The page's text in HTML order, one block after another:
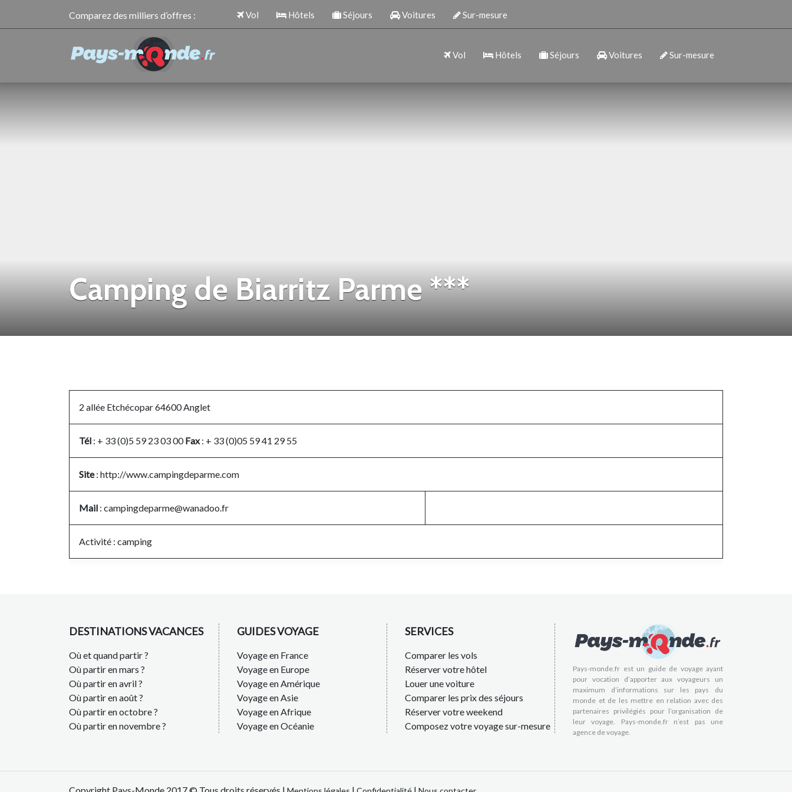
Comparez des milliers d’offres : Vol Hôtels Séjours Voitures Sur-mesure
Vol Hôtels Séjours Voitures Sur-mesure
Camping de Biarritz Parme ***
2 allée Etchécopar64600 Anglet
Tél : + 33 (0)5 59 23 03 00 Fax: + 33 (0)05 59 41 29 55
Site: http://www.campingdeparme.com
Mail : campingdeparme@wanadoo.fr
Activité : camping
DESTINATIONS VACANCES
Où et quand partir ?
Où partir en mars ?
Où partir en avril ?
Où partir en août ?
Où partir en octobre ?
Où partir en novembre ?
GUIDES VOYAGE
Voyage en France
Voyage en Europe
Voyage en Amérique
Voyage en Asie
Voyage en Afrique
Voyage en Océanie
SERVICES
Comparer les vols
Réserver votre hôtel
Louer une voiture
Comparer les prix des séjours
Réserver votre weekend
Composez votre voyage sur-mesure
Pays-monde.fr est un guide de voyage ayant
pour vocation d’apporter aux voyageurs un
maximum d’informations sur les pays du
monde et de les mettre en relation avec des
partenaires privilégiés pour l’organisation de
leur voyage. Pays-monde.fr n’est pas une
agence de voyage.